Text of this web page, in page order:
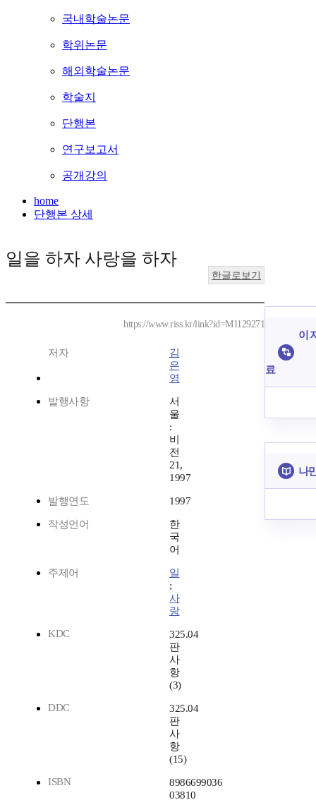
국내학술논문
학위논문
해외학술논문
학술지
단행본
연구보고서
공개강의
home
단행본 상세
일을 하자 사랑을 하자
한글로보기
https://www.riss.kr/link?id=M1129271
저자
김
은
영
발행사항
서
울
:
비
전
21,
1997
발행연도 1997
작성언어
한
국
어
주제어
일
;
사
랑
KDC
325.04
판
사
항
(3)
DDC
325.04
판
사
항
(15)
ISBN
8986699036
03810
이
료
나